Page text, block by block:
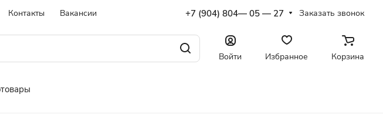
Контакты Вакансии +7 (904) 804— 05 — 27 Заказать звонок
Войти Избранное Корзина